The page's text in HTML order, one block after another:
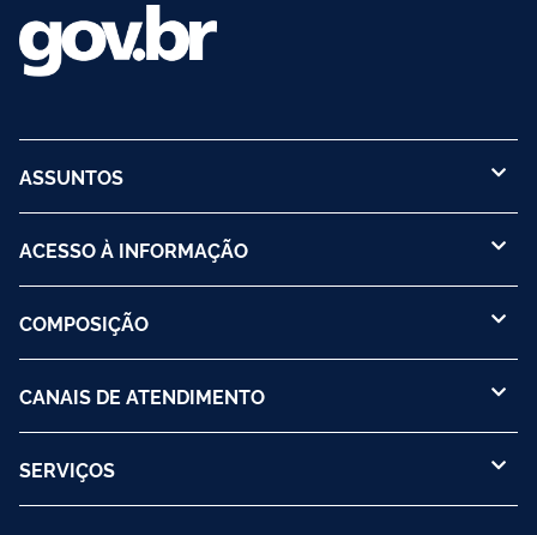
ASSUNTOS
ACESSO À INFORMAÇÃO
COMPOSIÇÃO
CANAIS DE ATENDIMENTO
SERVIÇOS